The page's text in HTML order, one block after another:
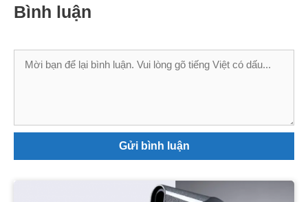
Bình luận
Bình